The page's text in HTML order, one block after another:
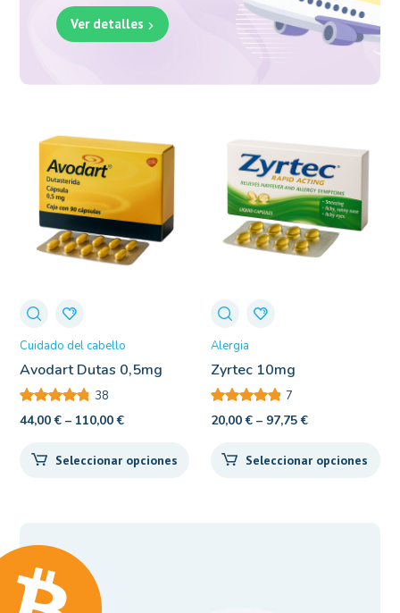
Ver detalles
Cuidado del cabello
Avodart Dutas 0,5mg
38
44,00€ – 110,00€
Seleccionar opciones
Alergia
Zyrtec 10mg
7
20,00€ – 97,75€
Seleccionar opciones